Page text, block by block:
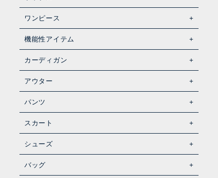
ワンピース
機能性アイテム
カーディガン
アウター
パンツ
スカート
シューズ
バッグ